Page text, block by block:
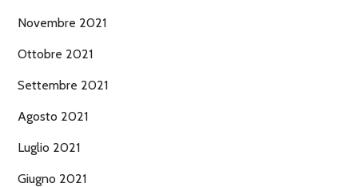
Novembre 2021
Ottobre 2021
Settembre 2021
Agosto 2021
Luglio 2021
Giugno 2021